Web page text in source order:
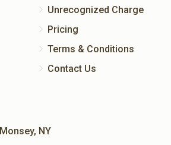
Unrecognized Charge
Pricing
Terms & Conditions
Contact Us
NY